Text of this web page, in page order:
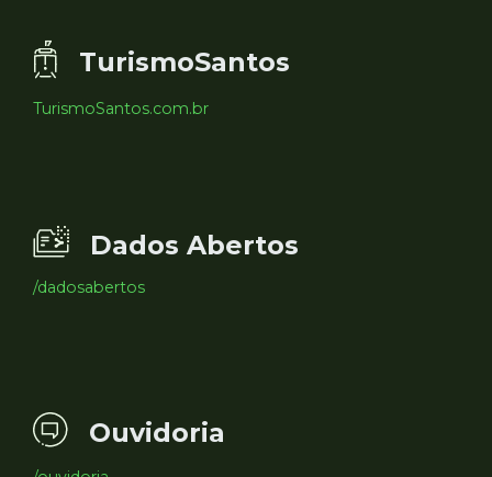
TurismoSantos
TurismoSantos.com.br
Dados Abertos
/dadosabertos
Ouvidoria